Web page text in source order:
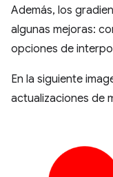
Además, los
algunas mejoras:
opciones de
En la siguiente
actualizaciones de